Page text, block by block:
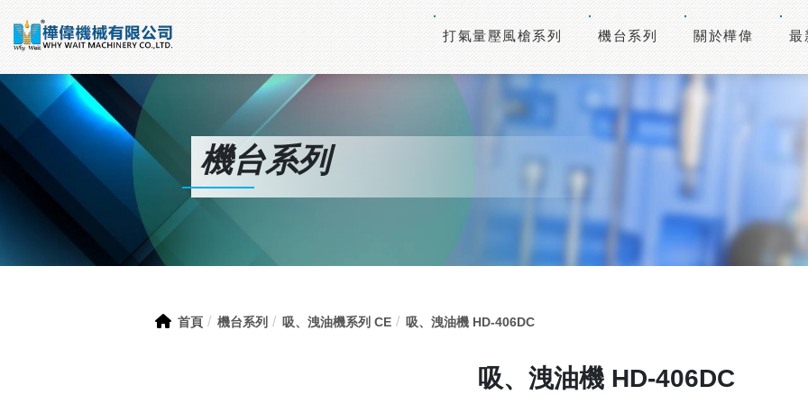
打氣量壓風槍系列 機台系列 關於樺偉 最
機台系列
首頁 機台系列 吸、洩油機系列 CE 吸、洩油機 HD-406DC
吸、洩油機 HD-406DC